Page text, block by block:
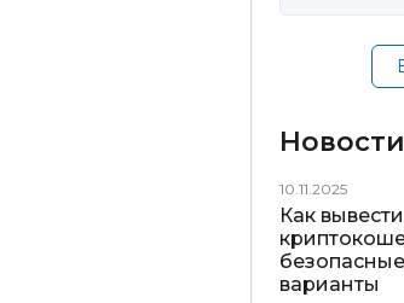
Новости
10.11.2025
Как
варианты